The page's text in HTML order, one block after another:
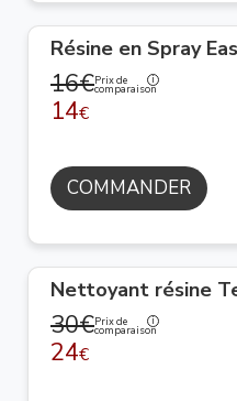
Résine en Spray
16€Prix de
comparaison
14€
COMMANDER
Nettoyant résine
30€Prix de
comparaison
24€